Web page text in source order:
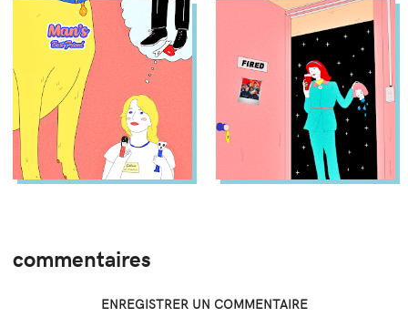
commentaires
ENREGISTRER UN COMMENTAIRE